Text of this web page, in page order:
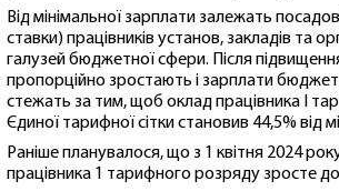
Від мінімальної зарплати залежать
ставки) працівників установ, закладів та
галузей бюджетної сфери. Після
пропорційно зростають і зарплати
стежать за тим, щоб оклад працівника І
Єдиної тарифної сітки становив 44,5% від
Раніше планувалося, що з 1 квітня 2024
працівника 1 тарифного розряду зросте